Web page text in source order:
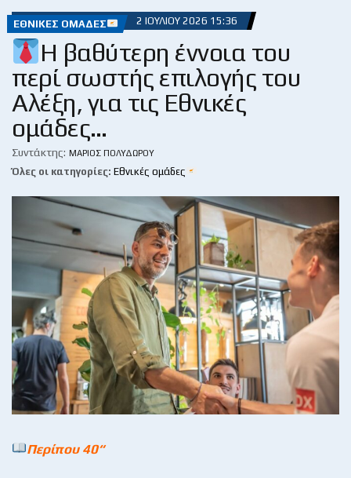
ΕΘΝΙΚΈΣ ΟΜΆΔΕΣ 2 ΙΟΥΛΊΟΥ 2026 15:36
Η βαθύτερη έννοια του
περί σωστής επιλογής του
Αλέξη, για τις Εθνικές
ομάδες…
Συντάκτης: ΜΆΡΙΟΣ ΠΟΛΥΔΏΡΟΥ
Όλες οι κατηγορίες: Εθνικές ομάδες
Περίπου 40“